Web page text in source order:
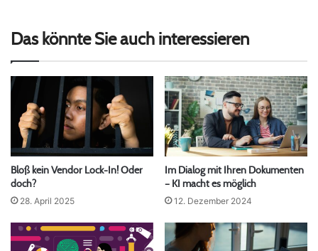
Das könnte Sie auch interessieren
Bloß kein Vendor Lock-In! Oder
doch?
28. April 2025
Im Dialog mit Ihren Dokumenten
– KI macht es möglich
12. Dezember 2024